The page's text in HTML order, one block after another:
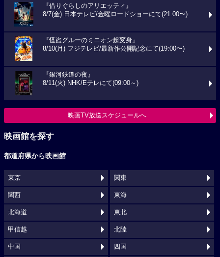
『借りぐらしのアリエッティ』
8/7(金) 日本テレビ/金曜ロードショーにて(21:00〜)
『怪盗グルーのミニオン超変身』
8/10(月) フジテレビ/最新作公開記念にて(19:00〜)
『銀河鉄道の夜』
8/11(火) NHK/Eテレにて(09:00～)
映画TV放送スケジュールへ
映画館を探す
都道府県から映画館
東京 関東
関西 東海
北海道 東北
甲信越 北陸
中国 四国